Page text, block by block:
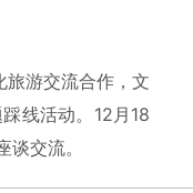
旅游交流合作，文
线活动。12月18
交流。